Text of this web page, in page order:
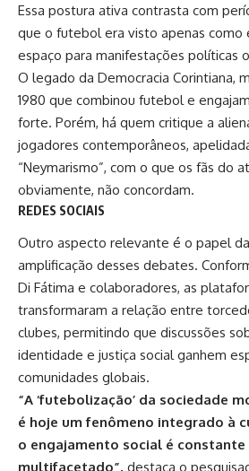
Essa postura ativa contrasta com
que o futebol era visto apenas como
espaço para manifestações políticas
O legado da Democracia Corintiana,
1980 que combinou futebol e
forte. Porém, há quem critique a
jogadores contemporâneos,
“Neymarismo”, com o que os fãs do
obviamente, não concordam.
REDES SOCIAIS
Outro aspecto relevante é o papel
amplificação desses debates.
Di Fátima e colaboradores, as
transformaram a relação entre
clubes, permitindo que discussões
identidade e justiça social ganhem
comunidades globais.
“A ‘futebolização’ da sociedade
é hoje um fenômeno integrado à
o engajamento social é constante
multifacetado”, destaca o